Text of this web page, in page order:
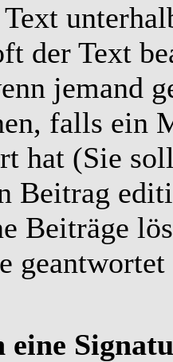
der Text
jemand
falls ein
hat (Sie
Beitrag
Beiträge
geantwortet